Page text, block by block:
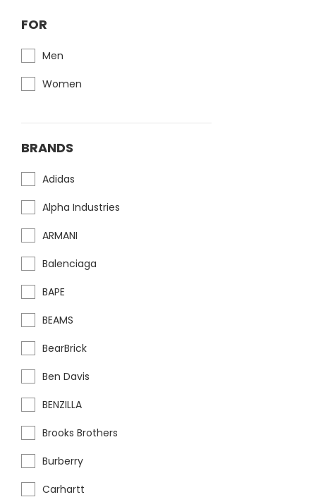
FOR
Men
Women
BRANDS
Adidas
Alpha Industries
ARMANI
Balenciaga
BAPE
BEAMS
BearBrick
Ben Davis
BENZILLA
Brooks Brothers
Burberry
Carhartt